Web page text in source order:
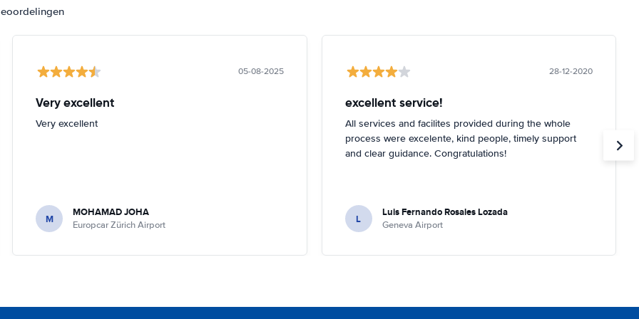
05-08-2025
Very excellent
Very excellent
M MOHAMAD JOHA
Europcar Zürich Airport
28-12-2020
excellent service!
All services and facilites provided during the whole
process were excelente, kind people, timely support
and clear guidance. Congratulations!
L Luis Fernando Rosales Lozada
Geneva Airport